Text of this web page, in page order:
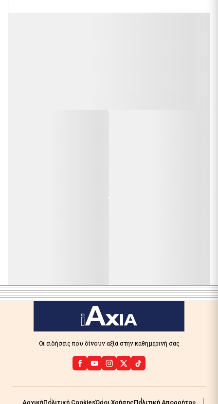
Οι ειδήσεις που δίνουν αξία στην καθημερινή σας
ΑρχικήΠολιτική CookiesΌροι ΧρήσηςΠολιτική Απορρήτου